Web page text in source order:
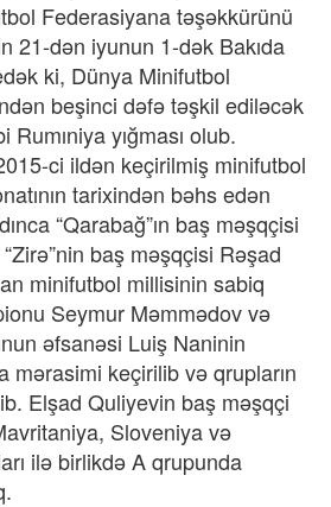
Federasiyana təşəkkürünü
21-dən iyunun 1-dək Bakıda
ki, Dünya Minifutbol
beşinci dəfə təşkil ediləcək
Rumıniya yığması olub.
ci ildən keçirilmiş minifutbol
tarixindən bəhs edən
“Qarabağ”ın baş məşqçisi
baş məşqçisi Rəşad
minifutbol millisinin sabiq
Seymur Məmmədov və
əfsanəsi Luiş Naninin
mərasimi keçirilib və qrupların
Elşad Quliyevin baş məşqçi
Sloveniya və
ilə birlikdə A qrupunda